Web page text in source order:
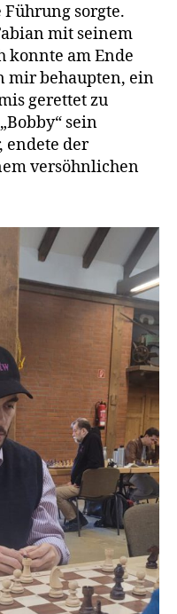
sorgte.
mit seinem
konnte am Ende
mir behaupten, ein
gerettet zu
sein
endete der
versöhnlichen